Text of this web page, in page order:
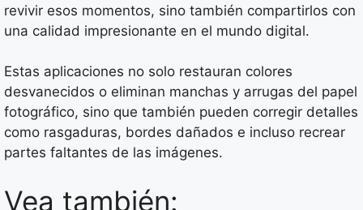
revivir esos momentos, sino también compartirlos con
una calidad impresionante en el mundo digital.
Estas aplicaciones no solo restauran colores
desvanecidos o eliminan manchas y arrugas del papel
fotográfico, sino que también pueden corregir detalles
como rasgaduras, bordes dañados e incluso recrear
partes faltantes de las imágenes.
Vea también: